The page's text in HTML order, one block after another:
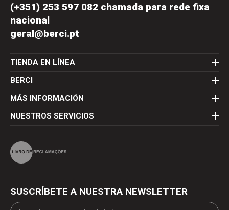
(+351) 253 597 082 chamada para rede fixa
nacional
geral@berci.pt
TIENDA EN LÍNEA
BERCI
MÁS INFORMACIÓN
NUESTROS SERVICIOS
SUSCRÍBETE A NUESTRA NEWSLETTER